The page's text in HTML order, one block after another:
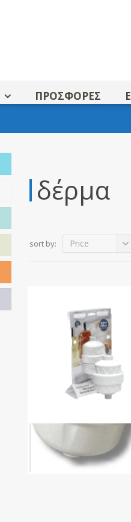
ΠΡΟΣΦΟΡΕΣ
δέρμα
sort by: Price